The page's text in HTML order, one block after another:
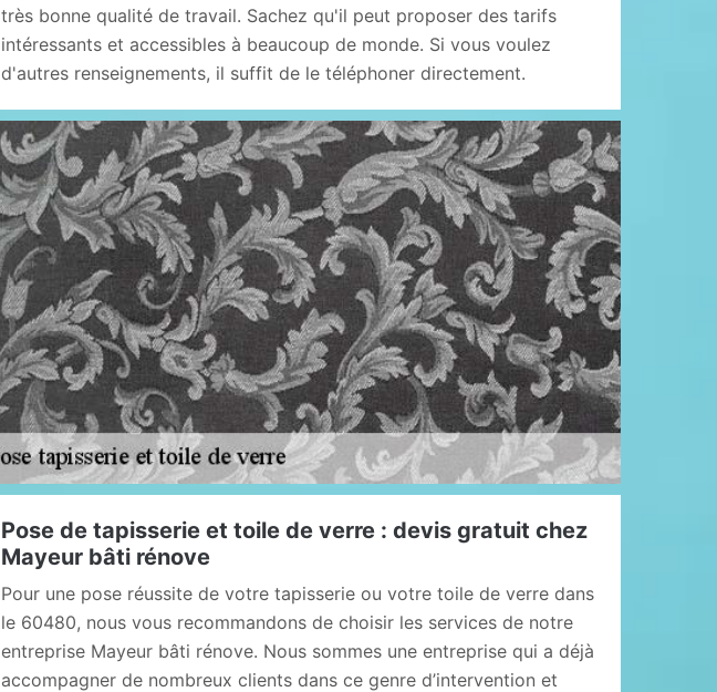
très bonne qualité de travail. Sachez qu'il peut proposer des tarifs
intéressants et accessibles à beaucoup de monde. Si vous voulez
d'autres renseignements, il suffit de le téléphoner directement.
Pose de tapisserie et toile de verre : devis gratuit chez
Mayeur bâti rénove
Pour une pose réussite de votre tapisserie ou votre toile de verre dans
le 60480, nous vous recommandons de choisir les services de notre
entreprise Mayeur bâti rénove. Nous sommes une entreprise qui a déjà
accompagner de nombreux clients dans ce genre d’intervention et